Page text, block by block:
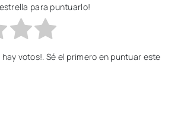
para puntuarlo!
hay votos!. Sé el primero en puntuar este